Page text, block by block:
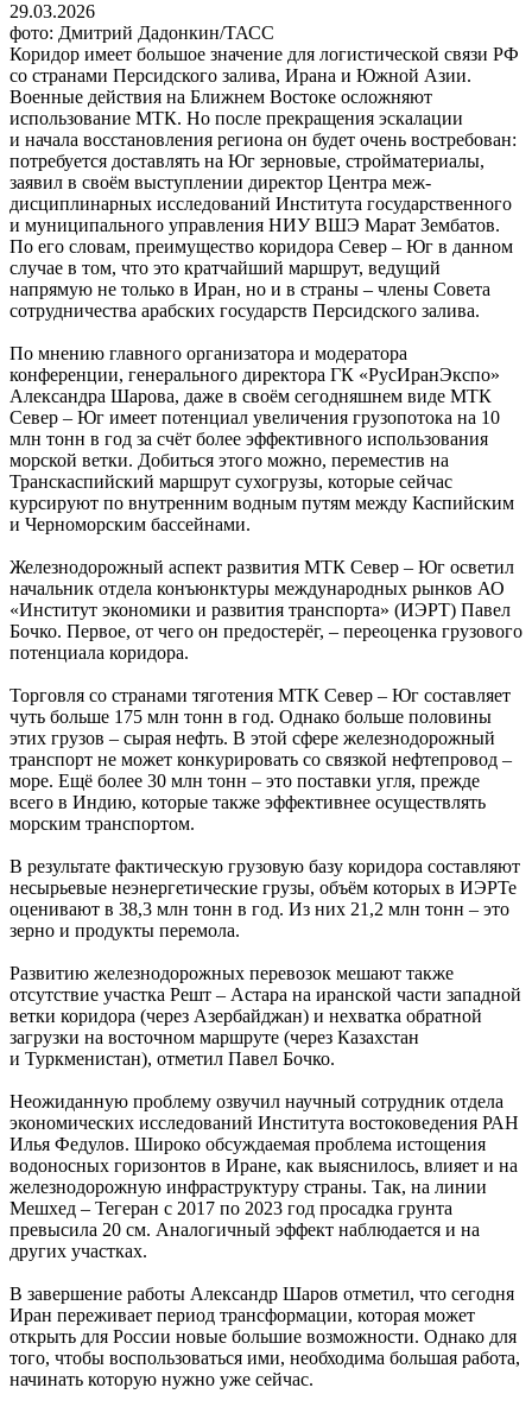
29.03.2026
фото: Дмитрий Дадонкин/ТАСС
Коридор имеет большое значение для логистической связи РФ
со странами Персидского залива, Ирана и Южной Азии.
Военные действия на Ближнем Востоке осложняют
использование МТК. Но после прекращения эскалации
и начала восстановления региона он будет очень востребован:
потребуется доставлять на Юг зерновые, стройматериалы,
заявил в своём выступлении директор Центра меж­
дисциплинарных исследований Института государственного
и муниципального управления НИУ ВШЭ Марат Зембатов.
По его словам, преимущество коридора Север – Юг в данном
случае в том, что это кратчайший маршрут, ведущий
напрямую не только в Иран, но и в страны – члены Совета
сотрудничества арабских государств Персидского залива.
По мнению главного организатора и модератора
конференции, генерального директора ГК «Рус­ИранЭкспо»
Александра Шарова, даже в своём сегодняшнем виде МТК
Север – Юг имеет потенциал увеличения грузопотока на 10
млн тонн в год за счёт более эффективного использования
морской ветки. Добиться этого можно, переместив на
Транскаспийский маршрут сухогрузы, которые сейчас
курсируют по внутренним водным путям между Каспийским
и Черноморским бассейнами.
Железнодорожный аспект развития МТК Север – Юг осветил
начальник отдела конъюнктуры международных рынков АО
«Институт экономики и развития транспорта» (ИЭРТ) Павел
Бочко. Первое, от чего он предостерёг, – переоценка грузового
потенциала коридора.
Торговля со странами тяготения МТК Север – Юг составляет
чуть больше 175 млн тонн в год. Однако больше половины
этих грузов – сырая нефть. В этой сфере железнодорожный
транспорт не может конкурировать со связкой нефтепровод –
море. Ещё более 30 млн тонн – это поставки угля, прежде
всего в Индию, которые также эффективнее осуществлять
морским транспортом.
В результате фактическую грузовую базу коридора составляют
несырьевые неэнергетические грузы, объём которых в ИЭРТе
оценивают в 38,3 млн тонн в год. Из них 21,2 млн тонн – это
зерно и продукты перемола.
Развитию железнодорожных перевозок мешают также
отсутствие участка Решт – Астара на иранской части западной
ветки коридора (через Азербайджан) и нехватка обратной
загрузки на восточном маршруте (через Казахстан
и Туркменистан), отметил Павел Бочко.
Неожиданную проблему озвучил научный сотрудник отдела
экономических исследований Института востоковедения РАН
Илья Федулов. Широко обсуждаемая проблема истощения
водоносных горизонтов в Иране, как выяснилось, влияет и на
железнодорожную инфраструктуру страны. Так, на линии
Мешхед – Тегеран с 2017 по 2023 год просадка грунта
превысила 20 см. Аналогичный эффект наблюдается и на
других участках.
В завершение работы Александр Шаров отметил, что сегодня
Иран переживает период трансформации, которая может
открыть для России новые большие возможности. Однако для
того, чтобы воспользоваться ими, необходима большая работа,
начинать которую нужно уже сейчас.